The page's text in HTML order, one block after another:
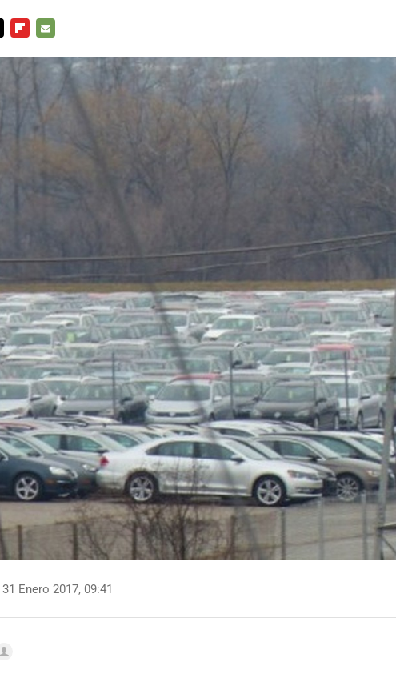
MAIL
Enero 2017, 09:41